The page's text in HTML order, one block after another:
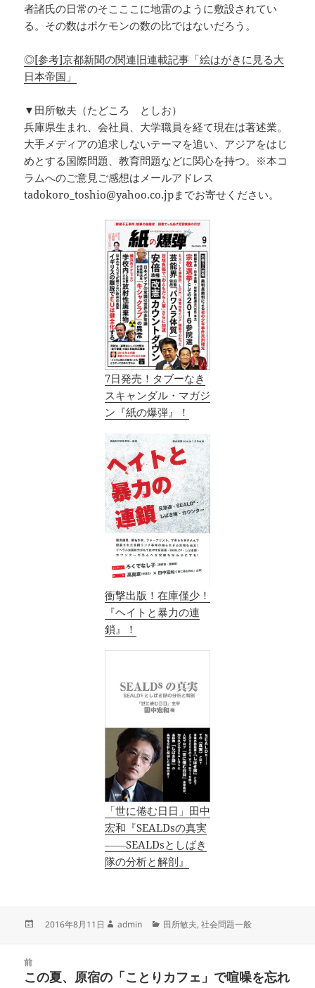
者諸氏の日常のそこここに地雷のように敷設されてい
る。その数はポケモンの数の比ではないだろう。
◎[参考]京都新聞の関連旧連載記事「絵はがきに見る大
日本帝国」
▼田所敏夫（たどころ としお）
兵庫県生まれ、会社員、大学職員を経て現在は著述業。
大手メディアの追求しないテーマを追い、アジアをはじ
めとする国際問題、教育問題などに関心を持つ。※本コ
ラムへのご意見ご感想はメールアドレス
tadokoro_toshio@yahoo.co.jpまでお寄せください。
7日発売！タブーなき
スキャンダル・マガジ
ン『紙の爆弾』！
衝撃出版！在庫僅少！
『ヘイトと暴力の連
鎖』！
「世に倦む日日」田中
宏和『SEALDsの真実
――SEALDsとしばき
隊の分析と解剖』
2016年8月11日
作
admin
カ
ー
田所敏夫,社会問題一般
前
前
この夏、原宿の「ことりカフェ」で喧噪を忘れ